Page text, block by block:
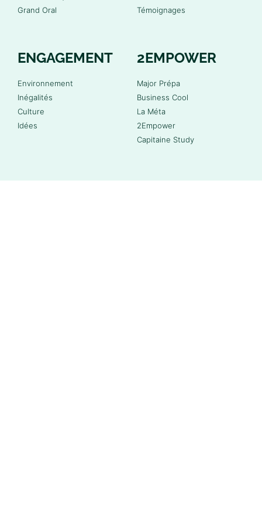
Grand Oral
Témoignages
ENGAGEMENT
Environnement
Inégalités
Culture
Idées
2EMPOWER
Major Prépa
Business Cool
La Méta
2Empower
Capitaine Study